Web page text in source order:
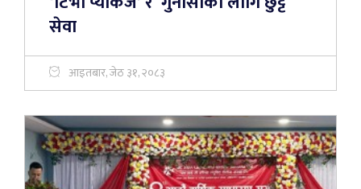
सेवा
आइतबार, जेठ ३१, २०८३